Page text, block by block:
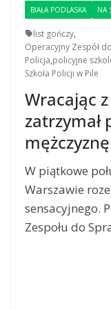
BIAŁA PODLASKA NA
list gończy,
Operacyjny Zespół
Policja,policyjne
Szkoła Policji w Pile
Wracając
zatrzymał
mężczyznę
W piątkowe
Warszawie
sensacyjnego.
Zespołu do